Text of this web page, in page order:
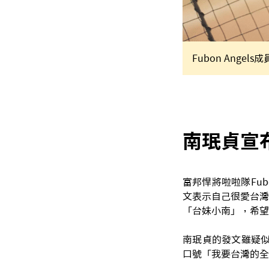
Fubon Angels成
南珉貞宣
富邦悍將啦啦隊
文表示自己很愛台
「台妹小南」，希
南珉貞的發文雖疑
口號「我要台灣的